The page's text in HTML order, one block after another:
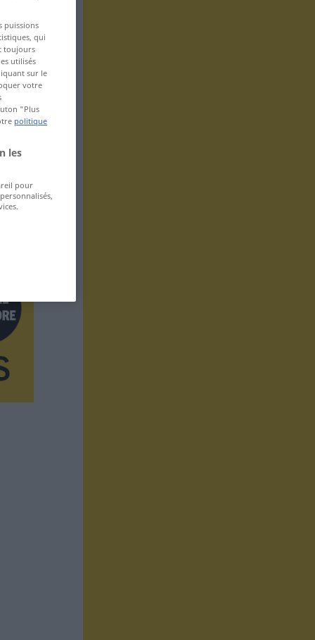
puissions
qui
toujours
utilisés
sur le
votre
"Plus
politique
les
pour